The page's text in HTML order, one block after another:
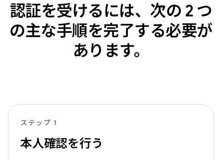
認証を受けるには、次の 2 つ
の主な手順を完了する必要が
あります。
ステップ 1
本人確認を行う